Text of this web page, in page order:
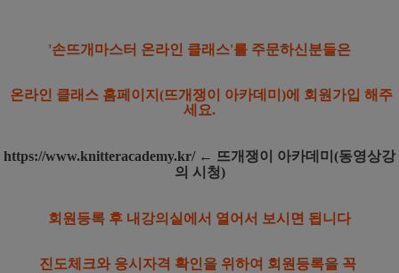
'손뜨개마스터 온라인 클래스'를 주문하신분들은
온라인 클래스 홈페이지(뜨개쟁이 아카데미)에 회원가입 해주
세요.
https://www.knitteracademy.kr/← 뜨개쟁이 아카데미(동영상강
의 시청)
회원등록 후 내강의실에서 열어서 보시면 됩니다
진도체크와 응시자격 확인을 위하여 회원등록을 꼭